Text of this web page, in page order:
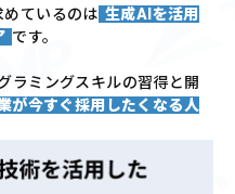
ているのは 生成AIを活用
です。
ラミングスキルの習得と開
が今すぐ採用したくなる人